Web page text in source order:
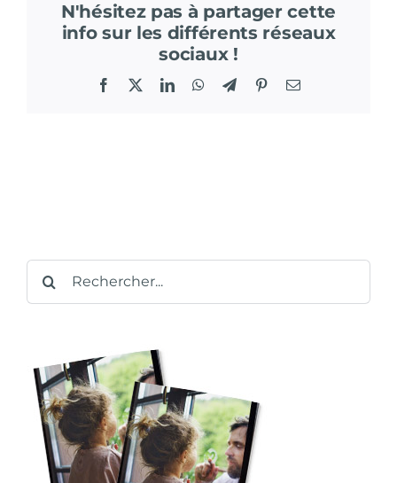
N'hésitez pas à partager cette
info sur les différents réseaux
sociaux !
Facebook LinkedInWhatsApp
TelegramPinterestEmail
Rechercher: